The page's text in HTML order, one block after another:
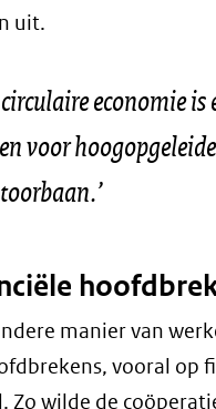
uit.
circulaire economie is
voor
manier van
vooral op
Zo wilde de